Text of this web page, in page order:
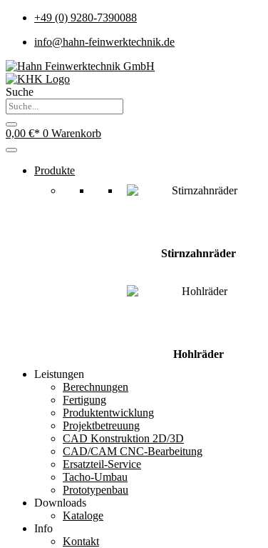
+49 (0) 9280-7390088
info@hahn-feinwerktechnik.de
Suche
0,00 € 0 Warenkorb
Produkte
Stirnzahnräder
Hohlräder
Leistungen
Berechnungen
Fertigung
Produktentwicklung
Projektbetreuung
CAD Konstruktion 2D/3D
CAD/CAM CNC-Bearbeitung
Ersatzteil-Service
Tacho-Umbau
Prototypenbau
Downloads
Kataloge
Info
Kontakt